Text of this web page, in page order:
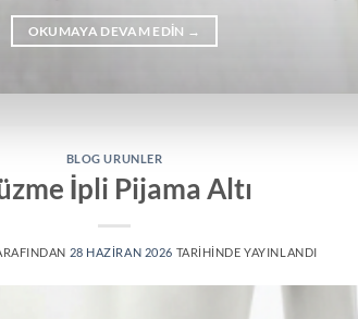
OKUMAYA DEVAM EDIN →
BLOG URUNLER
İpli Pijama Altı
28 HAZIRAN 2026 TARIHINDE YAYINLANDI